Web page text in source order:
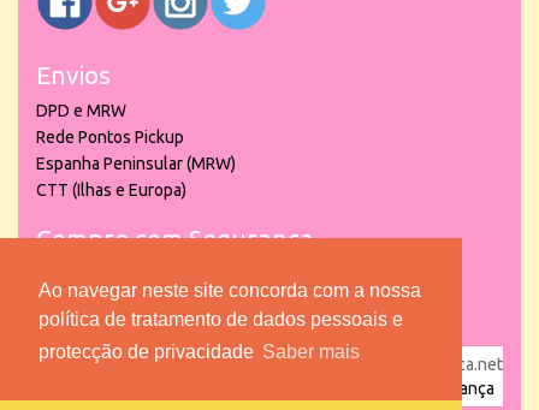
Ao navegar neste site concorda com a nossa
política de tratamento de dados pessoais e
protecção de privacidade Saber mais
Envios
DPD e MRW
Rede Pontos Pickup
Espanha Peninsular (MRW)
CTT (Ilhas e Europa)
Compre com Segurança
powered by puber!a | © 2026 Copyright www.lojadacrianca.net
Loja da Criança